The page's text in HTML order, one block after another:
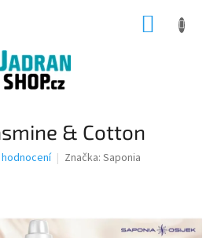
& Cotton
Značka: Saponia